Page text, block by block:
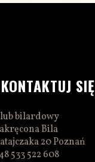
SIĘ
bilardowy
Bila
20 Poznań
533 522 608